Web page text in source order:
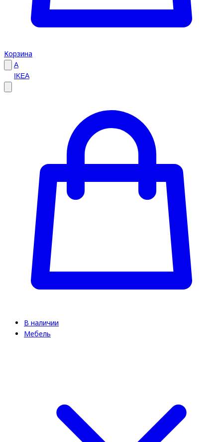
Корзина
A
IKEA
В наличии
Мебель